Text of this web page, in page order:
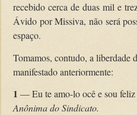
recebido cerca de duas mil e
Ávido por Missiva, não será
espaço.
Tomamos, contudo, a liberdade
manifestado anteriormente:
1 — Eu te amo-lo ocê e sou feliz
Anônima do Sindicato.